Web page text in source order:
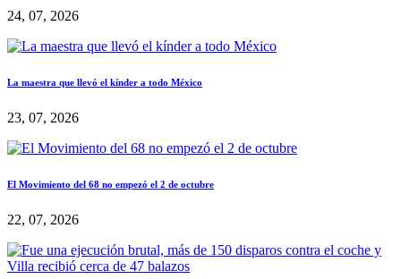
24, 07, 2026
La maestra que llevó el kínder a todo México
23, 07, 2026
El Movimiento del 68 no empezó el 2 de octubre
22, 07, 2026